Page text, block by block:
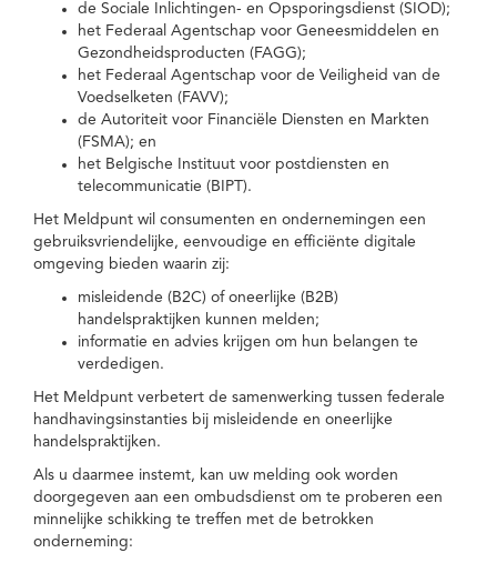
de Sociale Inlichtingen- en Opsporingsdienst (SIOD);
het Federaal Agentschap voor Geneesmiddelen en
Gezondheidsproducten (FAGG);
het Federaal Agentschap voor de Veiligheid van de
Voedselketen (FAVV);
de Autoriteit voor Financiële Diensten en Markten
(FSMA); en
het Belgische Instituut voor postdiensten en
telecommunicatie (BIPT).
Het Meldpunt wil consumenten en ondernemingen een
gebruiksvriendelijke, eenvoudige en efficiënte digitale
omgeving bieden waarin zij:
misleidende (B2C) of oneerlijke (B2B)
handelspraktijken kunnen melden;
informatie en advies krijgen om hun belangen te
verdedigen.
Het Meldpunt verbetert de samenwerking tussen federale
handhavingsinstanties bij misleidende en oneerlijke
handelspraktijken.
Als u daarmee instemt, kan uw melding ook worden
doorgegeven aan een ombudsdienst om te proberen een
minnelijke schikking te treffen met de betrokken
onderneming: